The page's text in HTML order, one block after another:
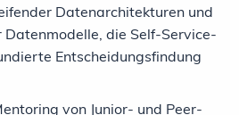
Datenarchitekturen und
Datenmodelle, die Self-Service-
Entscheidungsfindung
von Junior- und Peer-